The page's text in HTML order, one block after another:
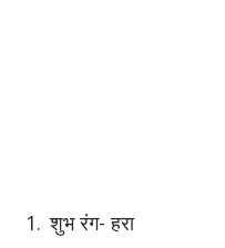
शुभ रंग- हरा